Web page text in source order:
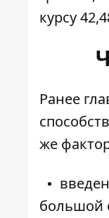
курсу
Ранее
же
большой